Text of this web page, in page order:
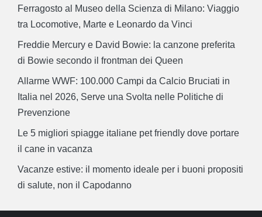
Ferragosto al Museo della Scienza di Milano: Viaggio
tra Locomotive, Marte e Leonardo da Vinci
Freddie Mercury e David Bowie: la canzone preferita
di Bowie secondo il frontman dei Queen
Allarme WWF: 100.000 Campi da Calcio Bruciati in
Italia nel 2026, Serve una Svolta nelle Politiche di
Prevenzione
Le 5 migliori spiagge italiane pet friendly dove portare
il cane in vacanza
Vacanze estive: il momento ideale per i buoni propositi
di salute, non il Capodanno